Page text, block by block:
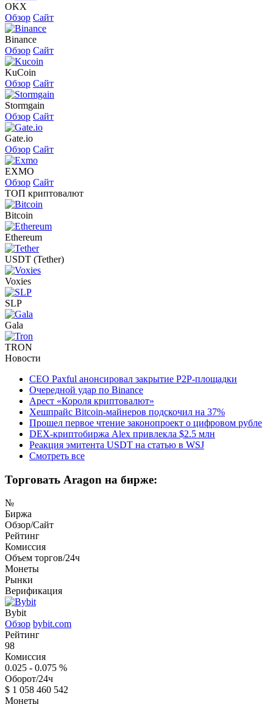
OKX
Обзор Сайт
Binance
Обзор Сайт
KuCoin
Обзор Сайт
Stormgain
Обзор Сайт
Gate.io
Обзор Сайт
EXMO
Обзор Сайт
ТОП криптовалют
Bitcoin
Ethereum
USDT (Tether)
Voxies
SLP
Gala
TRON
Новости
CEO Paxful анонсировал закрытие P2P-площадки
Очередной удар по Binance
Арест «Короля криптовалют»
Хешпрайс Bitcoin-майнеров подскочил на 37%
Прошел первое чтение законопроект о цифровом рубле
DEX-криптобиржа Alex привлекла $2.5 млн
Реакция эмитента USDT на статью в WSJ
Смотреть все
Торговать Aragon на бирже:
№
Биржа
Обзор/Сайт
Рейтинг
Комиссия
Объем торгов/24ч
Монеты
Рынки
Верификация
Bybit
Обзор bybit.com
Рейтинг
98
Комиссия
0.025 - 0.075 %
Оборот/24ч
$ 1 058 460 542
Монеты